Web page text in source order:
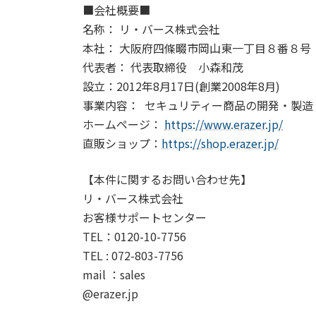
■会社概要■
名称： リ・バース株式会社
本社： 大阪府四條畷市岡山東一丁目８番８号
代表者： 代表取締役 小森和茂
設立：2012年8月17日(創業2008年8月)
事業内容： セキュリティー商品の開発・製
ホームページ： https://www.erazer.jp/
直販ショップ： https://shop.erazer.jp/
【本件に関するお問い合わせ先】
リ・バース株式会社
お客様サポートセンター
TEL：0120-10-7756
TEL : 072-803-7756
mail ：sales
@erazer.jp